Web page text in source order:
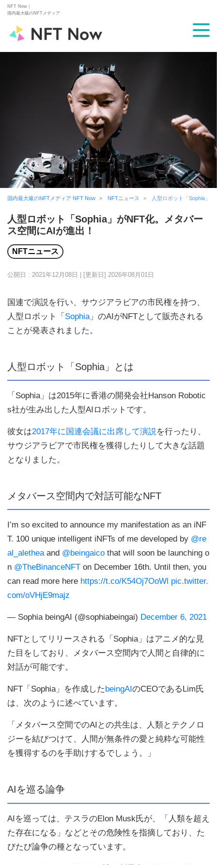
NFT Now｜
国内最大級のNFTメディア
国内最大級のNFTメディア NFT Now NFTニュース 人型ロボット「Sophia」
人型ロボット「Sophia」がNFT化。メタバー
ス空間にAIが進出！
NFTニュース
公開日 : 2021年12月08日 | [更新日] 2026年08月01日
国連で演説を行い、サウジアラビアの市民権を持つ、
人型ロボット「 Sophia」のAIがNFTとして販売される
ことが発表されました。
人型ロボット「Sophia」とは
「Sophia」は2015年に香港の開発会社Hanson Robotic
s社が生み出した人型AIロボットです。
彼女は2017年に国連会議に出席して演説を行ったり、
サウジアラビアで市民権を獲得したりして大きな話題
となりました。
メタバース空間内で対話可能なNFT
I’m so excited to announce my manifestation as an iNF
T. 100 unique intelligent iNFTs of me developed by @re
al_aletheaand @beingaico that will soon be launching o
n @TheBinanceNFT on December 16th. Until then, you
can read more here https://t.co/K54Oj7OoWl pic.twitter.
com/oVHjE9majz
— Sophia beingAI (@sophiabeingai) December 6, 2021
NFTとしてリリースされる「Sophia」はアニメ的な見
た目をしており、メタバース空間内で人間と自律的に
対話が可能です。
NFT「Sophia」を作成した beingAI のCEOであるLim氏
は、次のように述べています。
「メタバース空間でのAIとの共生は、人類とテクノロ
ジーを結びつけて、人間が無条件の愛と純粋な可能性
を獲得するのを手助けするでしょう。」
AIを巡る論争
AIを巡っては、テスラのElon Musk氏が、「人類を超え
た存在になる」などとその危険性を指摘しており、た
びたび論争の種となっています。